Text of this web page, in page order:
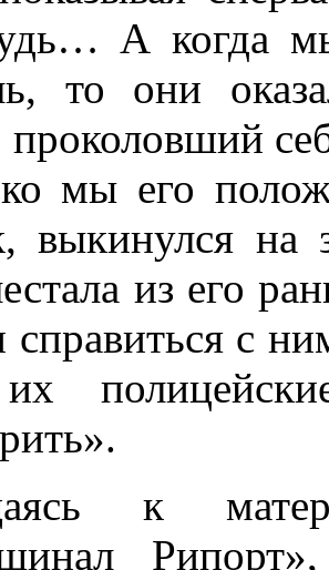
А когда
то они
проколовший
мы его
выкинулся
из его
справиться с
их
к